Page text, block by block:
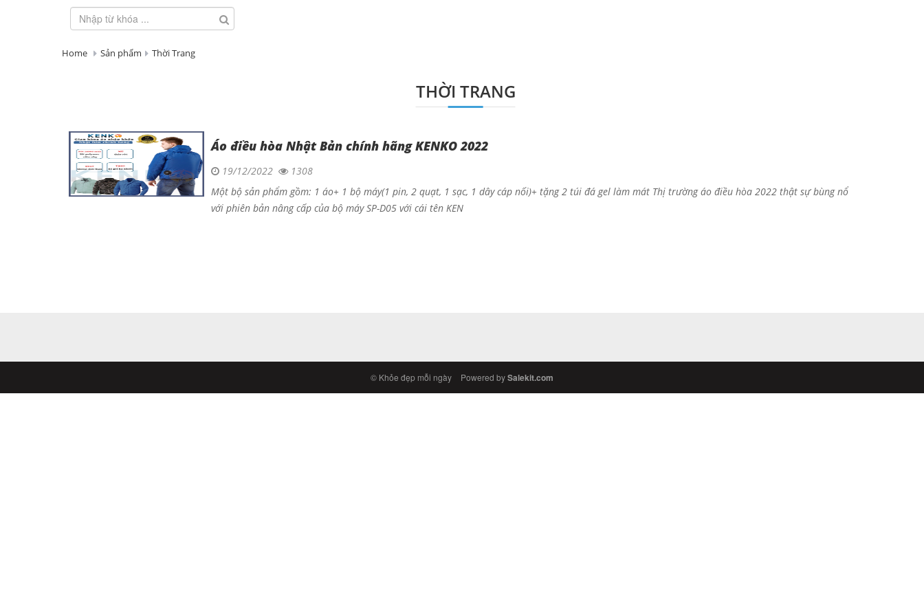
Home Sản phẩm Thời Trang
THỜI TRANG
Áo điều hòa Nhật Bản chính hãng KENKO 2022
19/12/2022
1308
Một bộ sản phẩm gồm: 1 áo+ 1 bộ máy(1 pin, 2 quạt, 1 sạc, 1 dây cáp nối)+ tặng 2 túi đá gel làm mát Thị trường áo điều hòa 2022 thật sự bùng nổ
với phiên bản nâng cấp của bộ máy SP-D05 với cái tên KEN
© Khỏe đẹp mỗi ngày Powered bySalekit.com